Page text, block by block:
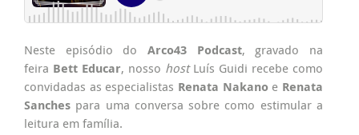
Neste episódio do Arco43 Podcast, gravado na
feira Bett Educar, nosso hostLuís Guidi recebe como
convidadas as especialistas Renata Nakanoe Renata
Sanches para uma conversa sobre como estimular a
leitura em família.